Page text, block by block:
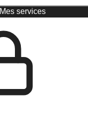
Mes services